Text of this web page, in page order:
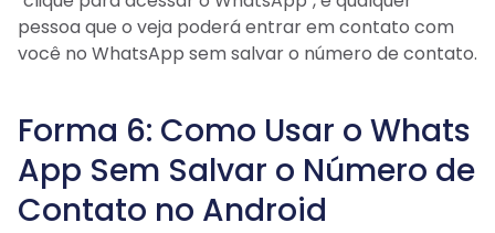
pessoa que o veja poderá entrar em contato com
você no WhatsApp sem salvar o número de contato.
Forma 6: Como Usar o Whats
App Sem Salvar o Número de
Contato no Android